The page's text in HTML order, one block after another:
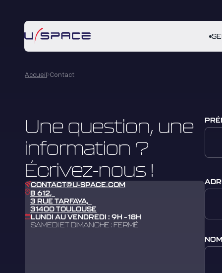
Accueil Contact
Une question, une
information ?
Écrivez-nous !
CONTACT@U-SPACE.COM
B 612,
3 RUE TARFAYA,
31400 TOULOUSE
LUNDI AU VENDREDI : 9H – 18H
SAMEDI ET DIMANCHE : FERMÉ